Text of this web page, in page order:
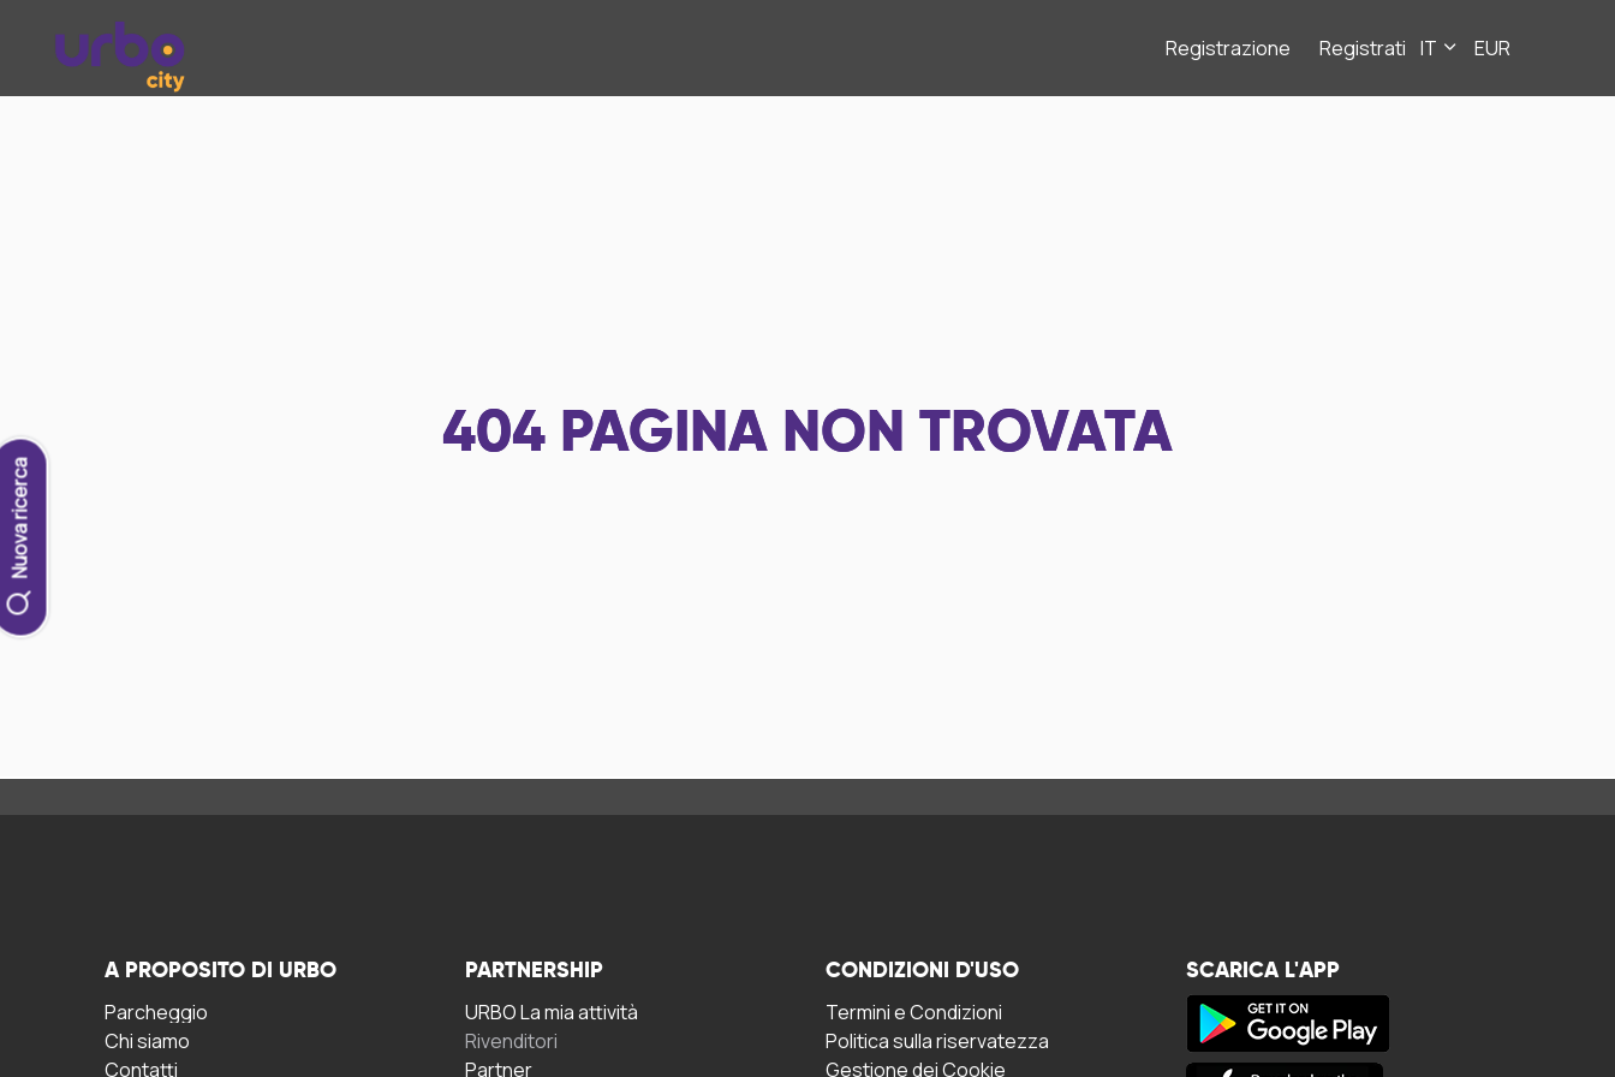
Registrazione Registrati IT EUR
Nuova ricerca
404 PAGINA NON TROVATA
A PROPOSITO DI URBO
Parcheggio
Chi siamo
Contatti
PARTNERSHIP
URBO La mia attività
Rivenditori
Partner
CONDIZIONI D'USO
Termini e Condizioni
Politica sulla riservatezza
Gestione dei Cookie
SCARICA L'APP